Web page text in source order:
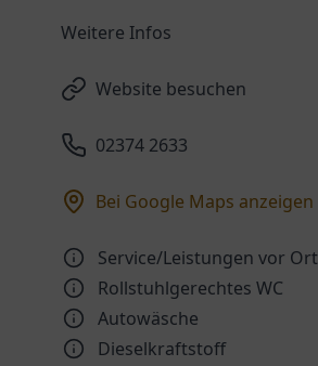
Weitere Infos
Website besuchen
02374 2633
Bei Google Maps anzeigen
Service/Leistungen vor Ort
Rollstuhlgerechtes WC
Autowäsche
Dieselkraftstoff